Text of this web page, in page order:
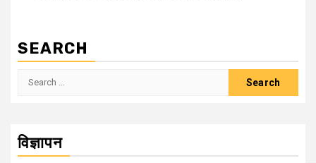
SEARCH
Search
विज्ञापन